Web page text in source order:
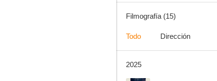
Filmografía (15)
Todo Dirección
2025